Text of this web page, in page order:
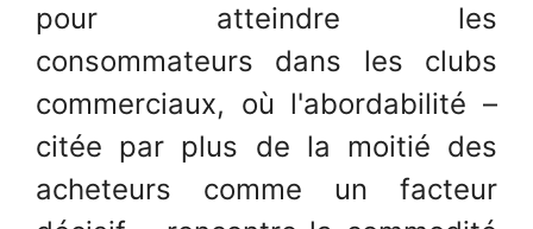
pour atteindre les
consommateurs dans les clubs
commerciaux, où l'abordabilité –
citée par plus de la moitié des
acheteurs comme un facteur